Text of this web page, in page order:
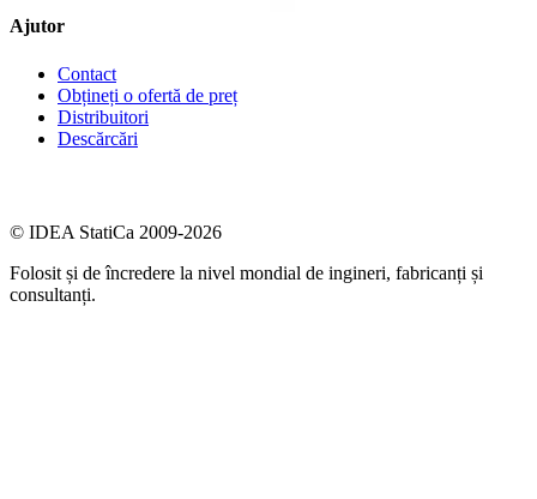
Ajutor
Contact
Obțineți o ofertă de preț
Distribuitori
Descărcări
© IDEA StatiCa 2009-2026
Folosit și de încredere la nivel mondial de ingineri, fabricanți și
consultanți.